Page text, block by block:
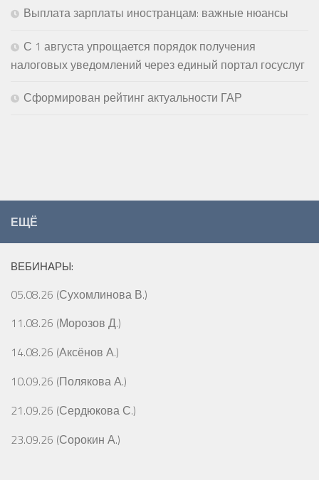
Выплата зарплаты иностранцам: важные нюансы
С 1 августа упрощается порядок получения
налоговых уведомлений через единый портал госуслуг
Сформирован рейтинг актуальности ГАР
ЕЩЁ
ВЕБИНАРЫ:
05.08.26 (Сухомлинова В.)
11.08.26 (Морозов Д.)
14.08.26 (Аксёнов А.)
10.09.26 (Полякова А.)
21.09.26 (Сердюкова С.)
23.09.26 (Сорокин А.)